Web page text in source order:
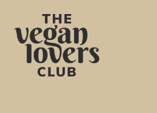
springen